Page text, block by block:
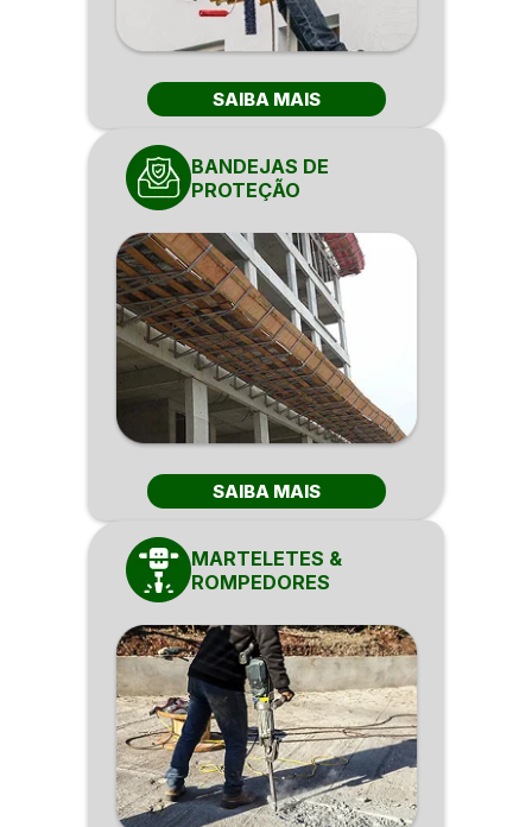
SAIBA MAIS
BANDEJAS DE
PROTEÇÃO
SAIBA MAIS
MARTELETES &
ROMPEDORES